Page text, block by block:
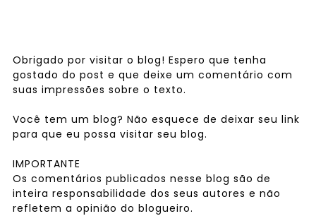
Obrigado por visitar o blog! Espero que tenha
gostado do post e que deixe um comentário com
suas impressões sobre o texto.
Você tem um blog? Não esquece de deixar seu link
para que eu possa visitar seu blog.
IMPORTANTE
Os comentários publicados nesse blog são de
inteira responsabilidade dos seus autores e não
refletem a opinião do blogueiro.